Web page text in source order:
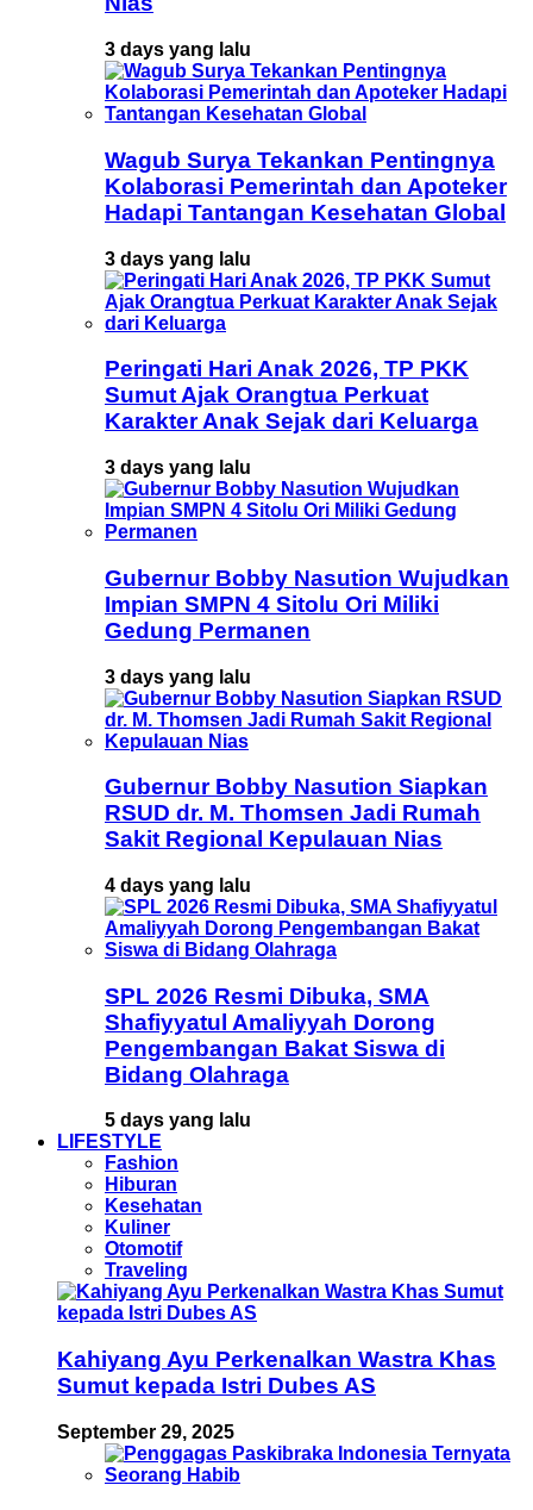
3 days yang lalu
Wagub Surya Tekankan Pentingnya
Kolaborasi Pemerintah dan Apoteker
Hadapi Tantangan Kesehatan Global
3 days yang lalu
Peringati Hari Anak 2026, TP PKK
Sumut Ajak Orangtua Perkuat
Karakter Anak Sejak dari Keluarga
3 days yang lalu
Gubernur Bobby Nasution Wujudkan
Impian SMPN 4 Sitolu Ori Miliki
Gedung Permanen
3 days yang lalu
Gubernur Bobby Nasution Siapkan
RSUD dr. M. Thomsen Jadi Rumah
Sakit Regional Kepulauan Nias
4 days yang lalu
SPL 2026 Resmi Dibuka, SMA
Shafiyyatul Amaliyyah Dorong
Pengembangan Bakat Siswa di
Bidang Olahraga
5 days yang lalu
LIFESTYLE
Fashion
Hiburan
Kesehatan
Kuliner
Otomotif
Traveling
Kahiyang Ayu Perkenalkan Wastra Khas
Sumut kepada Istri Dubes AS
September 29, 2025